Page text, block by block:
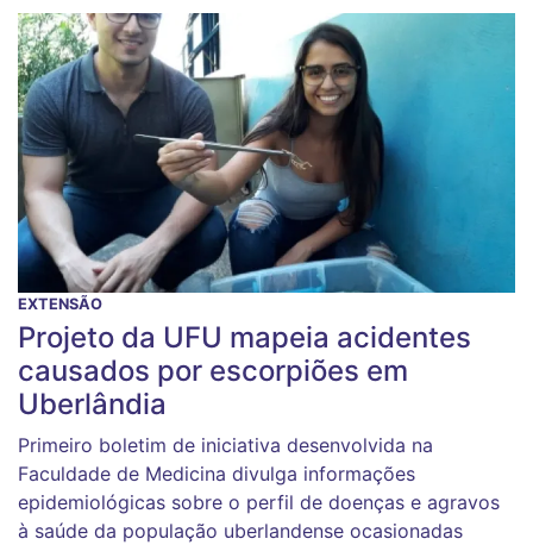
EXTENSÃO
Projeto da UFU mapeia acidentes
causados por escorpiões em
Uberlândia
Primeiro boletim de iniciativa desenvolvida na
Faculdade de Medicina divulga informações
epidemiológicas sobre o perfil de doenças e agravos
à saúde da população uberlandense ocasionadas